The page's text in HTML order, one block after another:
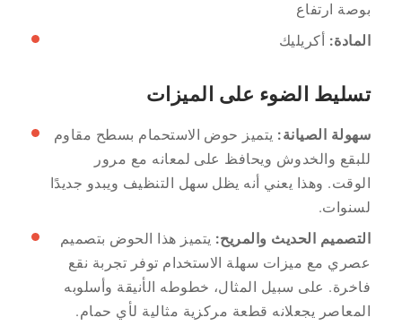
بوصة ارتفاع
المادة: أكريليك
تسليط الضوء على الميزات
سهولة الصيانة: يتميز حوض الاستحمام بسطح مقاوم
للبقع والخدوش ويحافظ على لمعانه مع مرور
الوقت. وهذا يعني أنه يظل سهل التنظيف ويبدو جديدًا
لسنوات.
التصميم الحديث والمريح: يتميز هذا الحوض بتصميم
عصري مع ميزات سهلة الاستخدام توفر تجربة نقع
فاخرة. على سبيل المثال، خطوطه الأنيقة وأسلوبه
المعاصر يجعلانه قطعة مركزية مثالية لأي حمام.